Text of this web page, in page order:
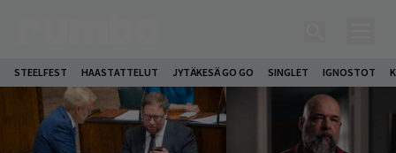
STEELFEST HAASTATTELUT JYTÄKESÄ GO GO SINGLET IGNOSTOT